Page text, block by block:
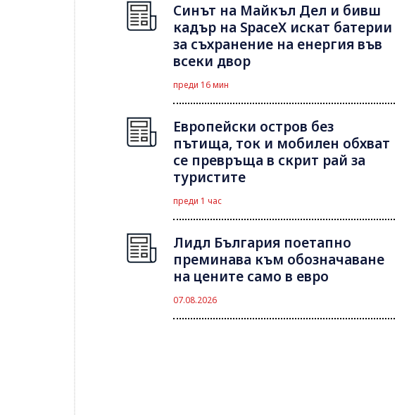
Синът на Майкъл Дeл и бивш
кадър на SpaceX искат батерии
за съхранение на енергия във
всеки двор
преди 16 мин
Европейски остров без
пътища, ток и мобилен обхват
се превръща в скрит рай за
туристите
преди 1 час
Лидл България поетапно
преминава към обозначаване
на цените само в евро
07.08.2026